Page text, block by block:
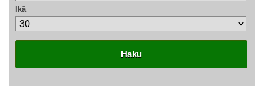
Ikä
Haku